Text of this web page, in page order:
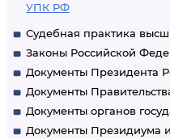
УПК РФ
Судебная практика
Законы Российской
Документы Президента
Документы
Документы органов
Документы Президиума